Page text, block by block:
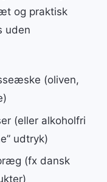
og praktisk
uden
(oliven,
(eller alkoholfri
udtryk)
(fx dansk